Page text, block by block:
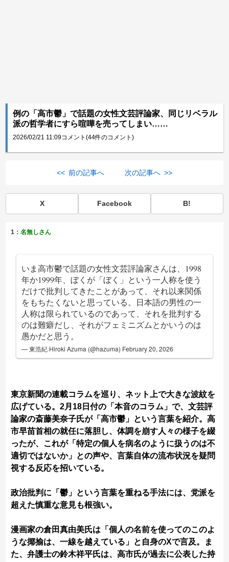
例の「高市鬱」で話題の女性文芸評論家、同じリベラル
派の哲学者にすら喧嘩を売ってしまい……
2026/02/21 11:09コメント(44件のコメント)
<< 前の記事へ 次の記事へ >>
X Facebook B!
1：名無しさん
いま高市鬱で話題の女性文芸評論家さんは、1998
年か1999年、ぼくが「ぼく」という一人称を使う
だけで批判してきたことがあって、それ以来関係
をもちたくないと思っている。日本語の男性の一
人称は限られているのであって、それを批判する
のは難癖だし、それがフェミニズムとかいうのは
愚かだと思う。
— 東浩紀 Hiroki Azuma (@hazuma) February 20, 2026
東京新聞の連載コラムを巡り、ネット上で大きな波紋を
広げている。2月18日付の「本音のコラム」で、文芸評
論家の斎藤美奈子氏が「高市鬱」という言葉を紹介。高
市早苗首相の就任に落胆し、体調を崩す人々の様子を綴
ったが、これが「特定の個人を病名のように扱うのは不
適切ではないか」との声や、言葉自体の流布状況を疑問
視する反応を招いている。
政治批判に「鬱」という言葉を重ねる手法には、党派を
超えた慎重な意見も根強い。
漫画家の倉田真由美氏は「個人の名前を使ってのこのよ
うな揶揄は、一線を越えている」と自身のXで言及。ま
た、弁護士の鈴木祥平氏は、高市氏が過去に公表した持